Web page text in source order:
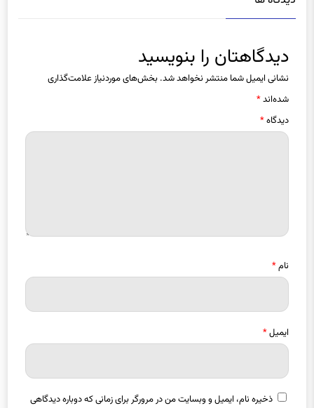
دیدگاهتان را بنویسید
نشانی ایمیل شما منتشر نخواهد شد. بخش‌های موردنیاز علامت‌گذاری
شده‌اند*
دیدگاه*
نام*
ایمیل*
ذخیره نام، ایمیل و وبسایت من در مرورگر برای زمانی که دوباره دیدگاهی